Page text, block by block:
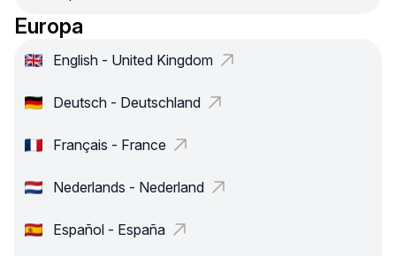
Europa
English - United Kingdom
Deutsch - Deutschland
Français - France
Nederlands - Nederland
Español - España